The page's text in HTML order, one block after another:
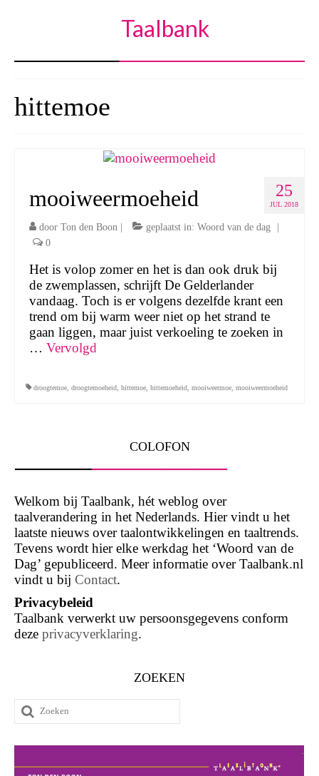
Taalbank
hittemoe
25
JUL 2018
mooiweermoeheid
door Ton den Boon | geplaatst in: Woord van de dag
|
0
Het is volop zomer en het is dan ook druk bij
de zwemplassen, schrijft De Gelderlander
vandaag. Toch is er volgens dezelfde krant een
trend om bij warm weer niet op het strand te
gaan liggen, maar juist verkoeling te zoeken in
… Vervolgd
droogtemoe droogtemoeheid hittemoe hittemoeheid mooiweermoe mooiweermoeheid
COLOFON
Welkom bij Taalbank, hét weblog over
taalverandering in het Nederlands. Hier vindt u het
laatste nieuws over taalontwikkelingen en taaltrends.
Tevens wordt hier elke werkdag het ‘Woord van de
Dag’ gepubliceerd. Meer informatie over Taalbank.nl
vindt u bij Contact.
Privacybeleid
Taalbank verwerkt uw persoonsgegevens conform
deze privacyverklaring.
ZOEKEN
Zoeken
naar: